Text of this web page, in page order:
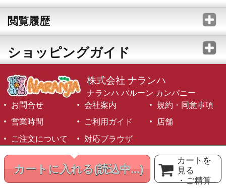
カートに入れる(読込中...)
カートを
見る
・ご精算
閲覧履歴
ショッピングガイド
株式会社 ナランハ
ナランハ バルーン カンパニー
お問合せ
会社案内
規約・同意事項
営業時間
ご利用ガイド
店舗
ご注文について
対応ブラウザ
©1999-2026 NARANJA Inc. All Rights Reserved.